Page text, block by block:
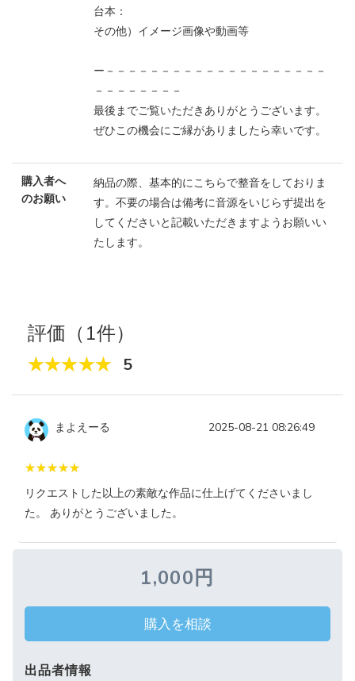
台本：
その他）イメージ画像や動画等
ー－－－－－－－－－－－－－－－－－－－－
－－－－－－－－
最後までご覧いただきありがとうございます。
ぜひこの機会にご縁がありましたら幸いです。
購入者へ
のお願い
納品の際、基本的にこちらで整音をしておりま
す。不要の場合は備考に音源をいじらず提出を
してくださいと記載いただきますようお願いい
たします。
評価（1件）
5
まよえーる 2025-08-21 08:26:49
リクエストした以上の素敵な作品に仕上げてくださいまし
た。 ありがとうございました。
1,000円
購入を相談
出品者情報